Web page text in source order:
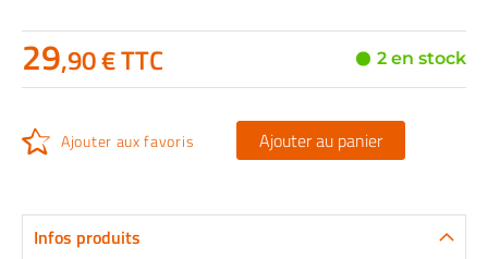
29,90 € TTC 2 en stock
Ajouter aux favoris Ajouter au panier
Infos produits